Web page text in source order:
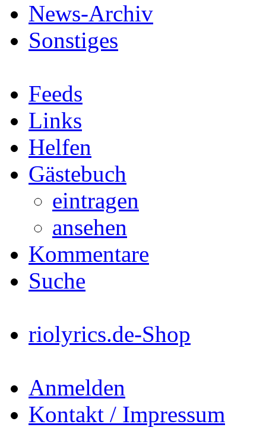
News-Archiv
Sonstiges
Feeds
Links
Helfen
Gästebuch
eintragen
ansehen
Kommentare
Suche
riolyrics.de-Shop
Anmelden
Kontakt / Impressum